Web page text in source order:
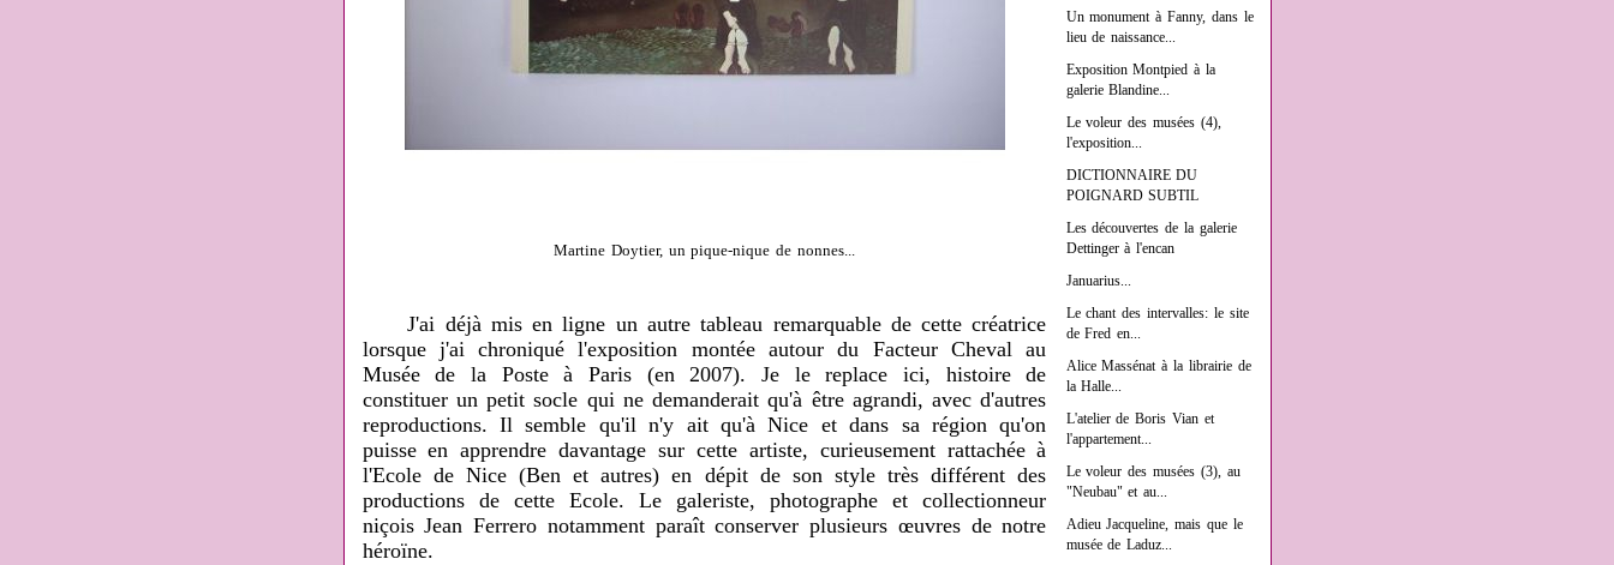
Un monument à Fanny, dans le
lieu de naissance...
Exposition Montpied à la
galerie Blandine...
Le voleur des musées (4),
l'exposition...
DICTIONNAIRE DU
POIGNARD SUBTIL
Les découvertes de la galerie
Dettinger à l'encan
Januarius...
Le chant des intervalles: le site
de Fred en...
Alice Massénat à la librairie de
la Halle...
L'atelier de Boris Vian et
l'appartement...
Le voleur des musées (3), au
"Neubau" et au...
Adieu Jacqueline, mais que le
musée de Laduz...
Martine Doytier, un pique-nique de nonnes...
J'ai déjà mis en ligne un autre tableau remarquable de cette créatrice
lorsque j'ai chroniqué l'exposition montée autour du Facteur Cheval au
Musée de la Poste à Paris (en 2007). Je le replace ici, histoire de
constituer un petit socle qui ne demanderait qu'à être agrandi, avec d'autres
reproductions. Il semble qu'il n'y ait qu'à Nice et dans sa région qu'on
puisse en apprendre davantage sur cette artiste, curieusement rattachée à
l'Ecole de Nice (Ben et autres) en dépit de son style très différent des
productions de cette Ecole. Le galeriste, photographe et collectionneur
niçois Jean Ferrero notamment paraît conserver plusieurs œuvres de notre
héroïne.